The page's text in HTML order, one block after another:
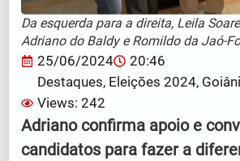
Da esquerda para a direita, Leila
Adriano do Baldy e Romildo da Jaó-
25/06/2024
20:46
Destaques, Eleições 2024,
Views: 242
Adriano confirma apoio e
candidatos para fazer a